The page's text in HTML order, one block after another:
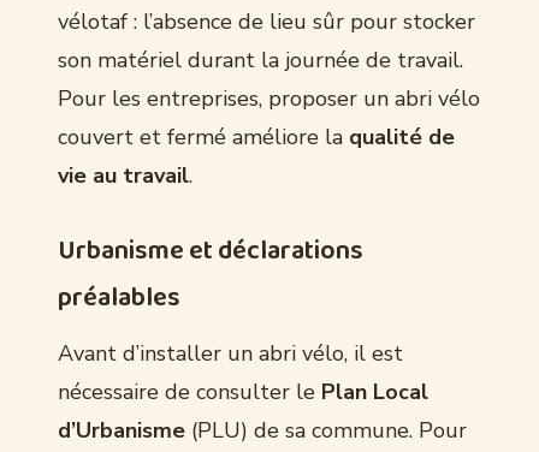
vélotaf : l’absence de lieu sûr pour stocker
son matériel durant la journée de travail.
Pour les entreprises, proposer un abri vélo
couvert et fermé améliore la qualité de
vie au travail.
Urbanisme et déclarations
préalables
Avant d’installer un abri vélo, il est
nécessaire de consulter le Plan Local
d’Urbanisme (PLU) de sa commune. Pour